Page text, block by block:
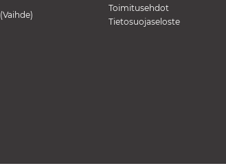
(Vaihde)
Toimitusehdot
Tietosuojaseloste